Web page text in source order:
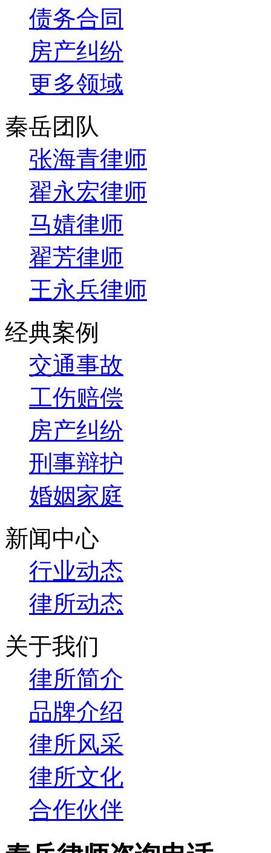
债务合同
房产纠纷
更多领域
秦岳团队
张海青律师
翟永宏律师
马婧律师
翟芳律师
王永兵律师
经典案例
交通事故
工伤赔偿
房产纠纷
刑事辩护
婚姻家庭
新闻中心
行业动态
律所动态
关于我们
律所简介
品牌介绍
律所风采
律所文化
合作伙伴